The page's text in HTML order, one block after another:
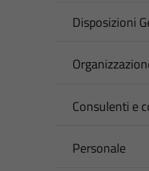
Disposizioni
Consulenti e
Personale